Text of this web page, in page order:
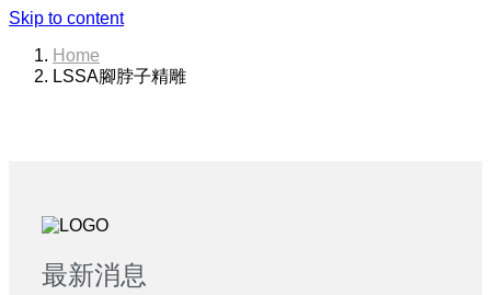
Skip to content
Home
LSSA腳脖子精雕
最新消息